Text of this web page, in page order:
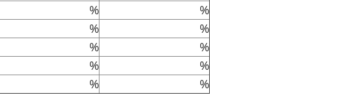
%
%
%
%
%
%
%
%
% %